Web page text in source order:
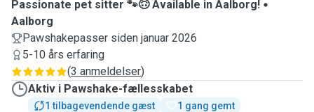
Passionate pet sitter 🐾🙃 Available in Aalborg!
Aalborg
Pawshakepasser siden januar 2026
5-10 års erfaring
(3 anmeldelser)
Aktiv i Pawshake-fællesskabet
1 tilbagevendende gæst
1 gang gemt